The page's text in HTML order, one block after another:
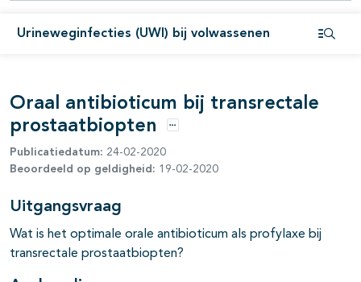
Urineweginfecties (UWI) bij volwassenen
open- en dichtklappen
Oraal antibioticum bij transrectale
prostaatbiopten
Opties
Publicatiedatum: 24-02-2020
Beoordeeld op geldigheid: 19-02-2020
Uitgangsvraag
Wat is het optimale orale antibioticum als profylaxe bij
transrectale prostaatbiopten?